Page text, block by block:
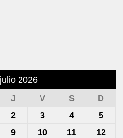
julio 2026
J V S
D
2 3 4
5
9 10 11
12